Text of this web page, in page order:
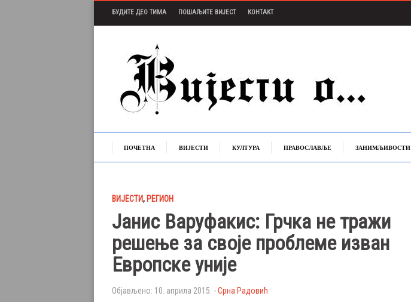
БУДИТЕ ДЕО ТИМА ПОШАЉИТЕ ВИЈЕСТ КОНТАКТ
ПОЧЕТНА ВИЈЕСТИ КУЛТУРА ПРАВОСЛАВЉЕ ЗАНИМЉИВОСТИ
ВИЈЕСТИ, РЕГИОН
Јанис Варуфакис: Грчка не тражи
решење за своје проблеме изван
Европске уније
Објављено: 10. априла 2015. -Срна Радовић